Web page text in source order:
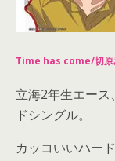
Time has come/切原
立海2年生エース、
ドシングル。
カッコいいハー